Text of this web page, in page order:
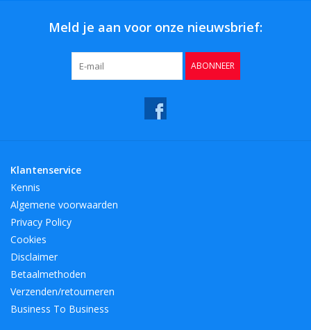
Meld je aan voor onze nieuwsbrief:
ABONNEER
Klantenservice
Kennis
Algemene voorwaarden
Privacy Policy
Cookies
Disclaimer
Betaalmethoden
Verzenden/retourneren
Business To Business